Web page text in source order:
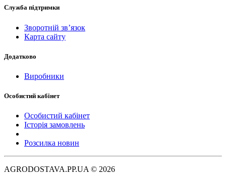
Служба підтримки
Зворотній зв’язок
Карта сайту
Додатково
Виробники
Особистий кабінет
Особистий кабінет
Історія замовлень
Розсилка новин
AGRODOSTAVA.PP.UA © 2026